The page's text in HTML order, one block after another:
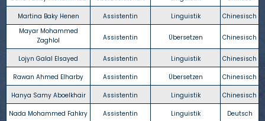
Martina Baky Henen Assistentin Linguistik
Chinesisch
Mayar Mohammed
Zaghlol
Assistentin Übersetzen Chinesisch
Lojyn Galal Elsayed Assistentin Linguistik Chinesisch
Rawan Ahmed Elharby Assistentin Übersetzen Chinesisch
Hanya Samy Aboelkhair Assistentin Linguistik Chinesisch
Nada Mohammed Fahkry Assistentin Linguistik
Deutsch